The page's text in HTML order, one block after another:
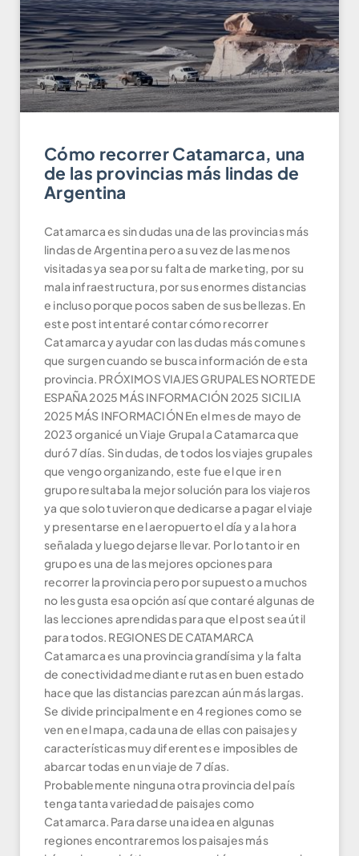
Cómo recorrer Catamarca, una
de las provincias más lindas de
Argentina
Catamarca es sin dudas una de las provincias más
lindas de Argentina pero a su vez de las menos
visitadas ya sea por su falta de marketing, por su
mala infraestructura, por sus enormes distancias
e incluso porque pocos saben de sus bellezas. En
este post intentaré contar cómo recorrer
Catamarca y ayudar con las dudas más comunes
que surgen cuando se busca información de esta
provincia. PRÓXIMOS VIAJES GRUPALES NORTE DE
ESPAÑA 2025 MÁS INFORMACIÓN 2025 SICILIA
2025 MÁS INFORMACIÓN En el mes de mayo de
2023 organicé un Viaje Grupal a Catamarca que
duró 7 días. Sin dudas, de todos los viajes grupales
que vengo organizando, este fue el que ir en
grupo resultaba la mejor solución para los viajeros
ya que solo tuvieron que dedicarse a pagar el viaje
y presentarse en el aeropuerto el día y a la hora
señalada y luego dejarse llevar. Por lo tanto ir en
grupo es una de las mejores opciones para
recorrer la provincia pero por supuesto a muchos
no les gusta esa opción así que contaré algunas de
las lecciones aprendidas para que el post sea útil
para todos. REGIONES DE CATAMARCA
Catamarca es una provincia grandísima y la falta
de conectividad mediante rutas en buen estado
hace que las distancias parezcan aún más largas.
Se divide principalmente en 4 regiones como se
ven en el mapa, cada una de ellas con paisajes y
características muy diferentes e imposibles de
abarcar todas en un viaje de 7 días.
Probablemente ninguna otra provincia del país
tenga tanta variedad de paisajes como
Catamarca. Para darse una idea en algunas
regiones encontraremos los paisajes más